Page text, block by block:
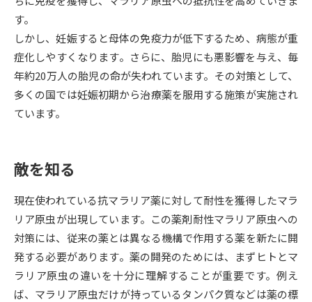
大学で学べる内容や特徴を調べる
新増設大学・学部・学科特集
国際・グローバルに強い大学特
集
デジタルパンフレット
新学年スタート号特集ページ
（高3生用）
新学年スタート号特集ページ
（高2生用）
SELFBRAND特集ページ
オープンキャンパスなどを調べる
す。
しかし、妊娠すると母体の免疫力が低下するため、病態が重
症化しやすくなります。さらに、胎児にも悪影響を与え、毎
年約20万人の胎児の命が失われています。その対策として、
多くの国では妊娠初期から治療薬を服用する施策が実施され
ています。
敵を知る
現在使われている抗マラリア薬に対して耐性を獲得したマラ
リア原虫が出現しています。この薬剤耐性マラリア原虫への
対策には、従来の薬とは異なる機構で作用する薬を新たに開
発する必要があります。薬の開発のためには、まずヒトとマ
ラリア原虫の違いを十分に理解することが重要です。例え
ば、マラリア原虫だけが持っているタンパク質などは薬の標